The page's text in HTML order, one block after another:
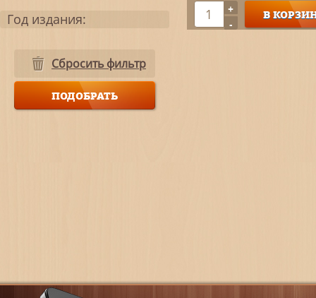
Год издания:
Сбросить фильтр
+
-
В